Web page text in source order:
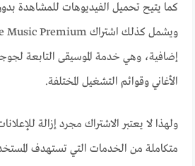
كما يتيح تحميل الفيديوهات للمشاهدة
إضافية، وهي خدمة الموسيقى التابعة
الأغاني وقوائم التشغيل المختلفة.
ولهذا لا يعتبر الاشتراك مجرد إزالة
متكاملة من الخدمات التي تستهدف